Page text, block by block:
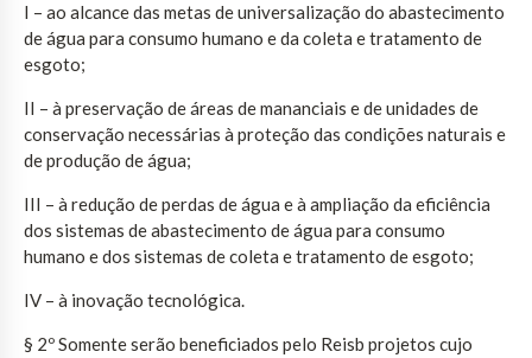
I – ao alcance das metas de universalização do abastecimento
de água para consumo humano e da coleta e tratamento de
esgoto;
II – à preservação de áreas de mananciais e de unidades de
conservação necessárias à proteção das condições naturais e
de produção de água;
III – à redução de perdas de água e à ampliação da eficiência
dos sistemas de abastecimento de água para consumo
humano e dos sistemas de coleta e tratamento de esgoto;
IV – à inovação tecnológica.
§ 2º Somente serão beneficiados pelo Reisb projetos cujo